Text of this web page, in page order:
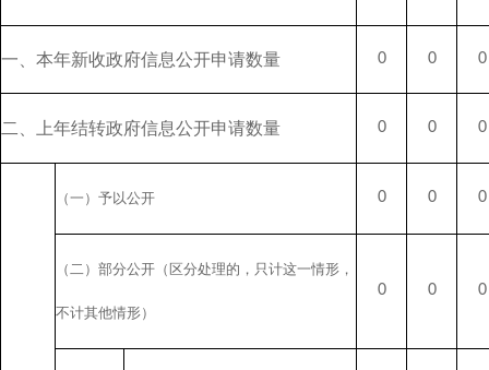
一、本年新收政府信息公开申请数量 0 0 0
二、上年结转政府信息公开申请数量 0 0 0
（一）予以公开 0 0 0
（二）部分公开 （区分处理的，只计这一情形，
不计其他情形）
0 0 0